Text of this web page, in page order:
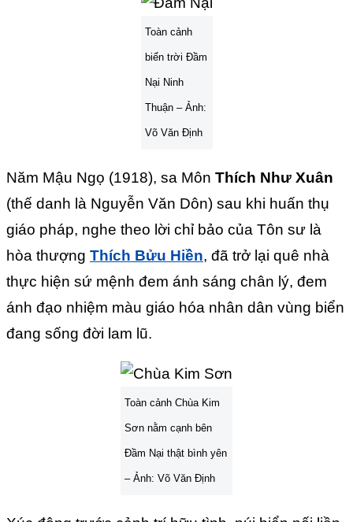
Toàn cảnh
biển trời Đầm
Nại Ninh
Thuận – Ảnh:
Võ Văn Định
Năm Mậu Ngọ (1918), sa Môn Thích Như Xuân
(thế danh là Nguyễn Văn Dôn) sau khi huấn thụ
giáo pháp, nghe theo lời chỉ bảo của Tôn sư là
hòa thượng Thích Bửu Hiền, đã trở lại quê nhà
thực hiện sứ mệnh đem ánh sáng chân lý, đem
ánh đạo nhiệm màu giáo hóa nhân dân vùng biển
đang sống đời lam lũ.
Toàn cảnh Chùa Kim
Sơn nằm cạnh bên
Đầm Nại thật bình yên
– Ảnh: Võ Văn Định